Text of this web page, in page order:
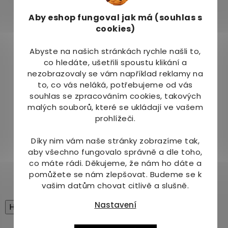
Aby eshop fungoval jak má (souhlas s
cookies)
Abyste na našich stránkách rychle našli to,
co hledáte, ušetřili spoustu klikání a
nezobrazovaly se vám například reklamy na
to, co vás neláká, potřebujeme od vás
souhlas se zpracováním cookies, takových
malých souborů, které se ukládají ve vašem
prohlížeči.
Díky nim vám naše stránky zobrazíme tak,
aby všechno fungovalo správně a dle toho,
co máte rádi. Děkujeme, že nám ho dáte a
pomůžete se nám zlepšovat. Budeme se k
vašim datům chovat citlivě a slušně.
Nastavení
Výživové údaje na 100 g:
Energetická hodnota
Tuky
- z toho nasycené mastné
6,2 g
0,5 g
Sacharidy
- z toho cukry
42,6 g
2,9 g
1,0 g
Vláknina
7,0 g
High-contrast mode